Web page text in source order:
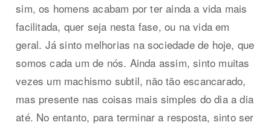
sim, os homens acabam por ter ainda a vida mais
facilitada, quer seja nesta fase, ou na vida em
geral. Já sinto melhorias na sociedade de hoje, que
somos cada um de nós. Ainda assim, sinto muitas
vezes um machismo subtil, não tão escancarado,
mas presente nas coisas mais simples do dia a dia
até. No entanto, para terminar a resposta, sinto ser